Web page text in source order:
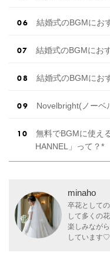
結婚式のBGMにお
結婚式のBGMにお
結婚式のBGMにお
Novelbright(ノーベ
無料でBGMに使え
HANNEL」って？*
minaho
卒花として
して多くの
楽しみなが
しています♡